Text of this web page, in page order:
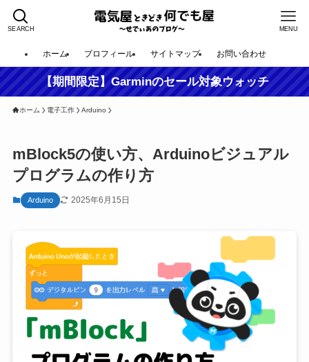
SEARCH MENU
ホーム プロフィール サイトマップ お問い合わせ
【期間限定】Garminのセール対象ウォッチ
ホーム 電子工作 Arduino
mBlock5の使い方、Arduinoビジュアル
プログラムの作り方
Arduino 2025年6月15日